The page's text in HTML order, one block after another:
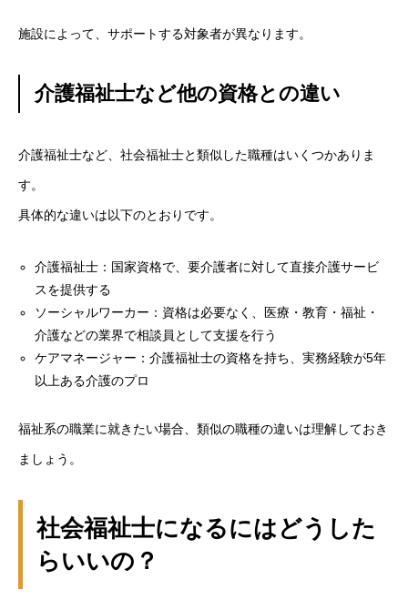
施設によって、サポートする対象者が異なります。
介護福祉士など他の資格との違い
介護福祉士など、社会福祉士と類似した職種はいくつかありま
す。
具体的な違いは以下のとおりです。
介護福祉士：国家資格で、要介護者に対して直接介護サービ
スを提供する
ソーシャルワーカー：資格は必要なく、医療・教育・福祉・
介護などの業界で相談員として支援を行う
ケアマネージャー：介護福祉士の資格を持ち、実務経験が5年
以上ある介護のプロ
福祉系の職業に就きたい場合、類似の職種の違いは理解しておき
ましょう。
社会福祉士になるにはどうした
らいいの？